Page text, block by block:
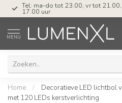
Tel: ma-do tot 23.00, vr tot
17.00 uur
MENU
Home /
Decoratieve LED lichtbol
met 120 LEDs kerstverlichting